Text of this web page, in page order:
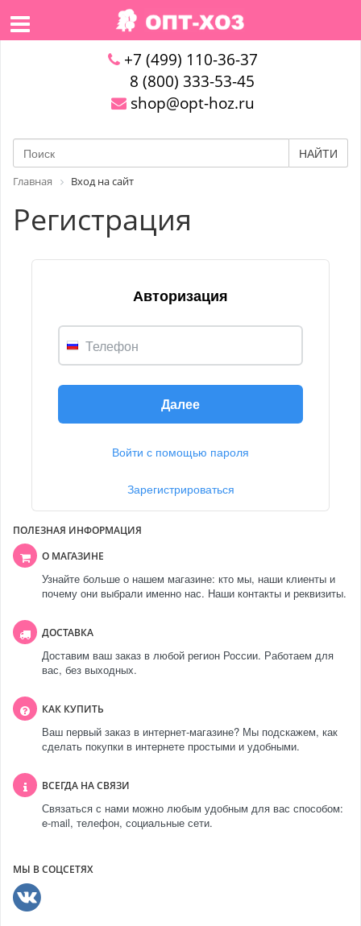
+7 (499) 110-36-37
8 (800) 333-53-45
shop@opt-hoz.ru
НАЙТИ
Главная Вход на сайт
Регистрация
Авторизация
Телефон
Далее
Войти с помощью пароля
Зарегистрироваться
ПОЛЕЗНАЯ ИНФОРМАЦИЯ
О МАГАЗИНЕ
Узнайте больше о нашем магазине: кто мы, наши клиенты и
почему они выбрали именно нас. Наши контакты и реквизиты.
ДОСТАВКА
Доставим ваш заказ в любой регион России. Работаем для
вас, без выходных.
КАК КУПИТЬ
Ваш первый заказ в интернет-магазине? Мы подскажем, как
сделать покупки в интернете простыми и удобными.
ВСЕГДА НА СВЯЗИ
Связаться с нами можно любым удобным для вас способом:
e-mail, телефон, социальные сети.
МЫ В СОЦСЕТЯХ